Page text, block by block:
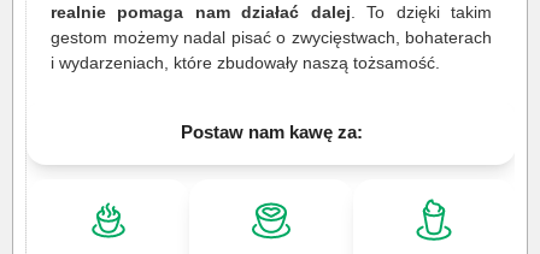
realnie pomaga nam działać dalej . To dzięki takim
gestom możemy nadal pisać o zwycięstwach, bohaterach
i wydarzeniach, które zbudowały naszą tożsamość.
Postaw nam kawę za: